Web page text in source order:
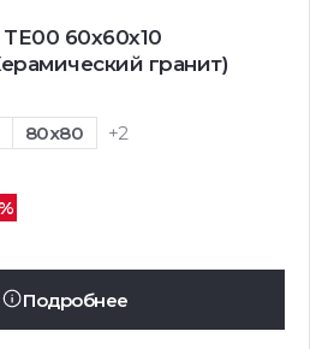
60x60x10
гранит)
80x80 +2
Подробнее